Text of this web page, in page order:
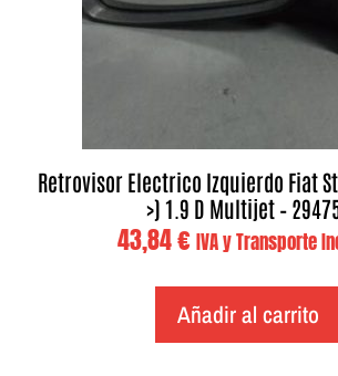
Retrovisor Electrico Izquierdo Fiat
>) 1.9 D Multijet –
43,84€ IVA y Transporte
Añadir al carrito